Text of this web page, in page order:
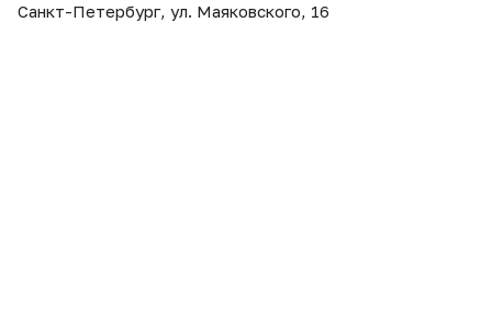
Санкт-Петербург, ул. Маяковского, 16